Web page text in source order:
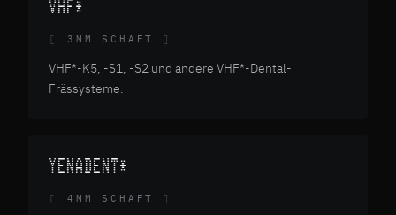
VHF*
3MM SCHAFT
VHF*-K5, -S1, -S2 und andere VHF*-Dental-
Frässysteme.
YENADENT*
4MM SCHAFT